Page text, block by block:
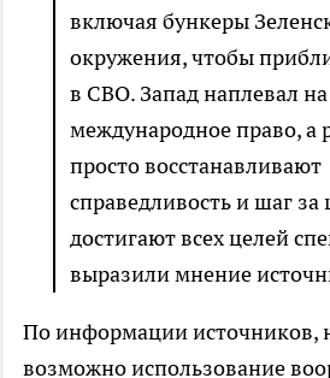
включая бункеры
окружения, чтобы
в СВО. Запад наплевал на
международное право, а
просто восстанавливают
справедливость и шаг
достигают всех целей
выразили мнение
По информации источников,
возможно использование